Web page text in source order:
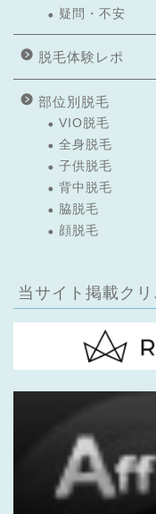
疑問・不安
脱毛体験レポ
部位別脱毛
VIO脱毛
全身脱毛
子供脱毛
背中脱毛
脇脱毛
顔脱毛
当サイト掲載ク